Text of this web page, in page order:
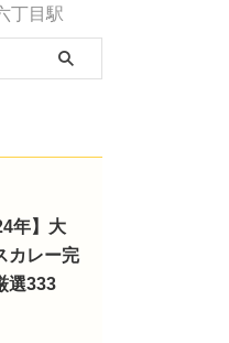
丁目駅
年】大
カレー完
選333